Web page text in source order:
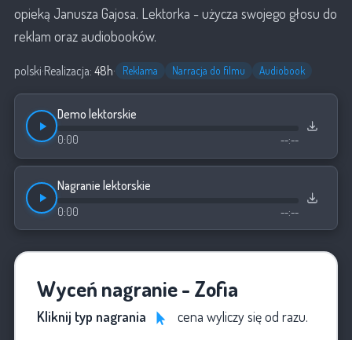
opieką Janusza Gajosa. Lektorka - użycza swojego głosu do
reklam oraz audiobooków.
polski·Realizacja: 48h· Reklama Narracja do filmu Audiobook
Demo lektorskie
0:00 --:--
Nagranie lektorskie
0:00 --:--
Wyceń nagranie - Zofia
Kliknij typ nagrania cena wyliczy się od razu.